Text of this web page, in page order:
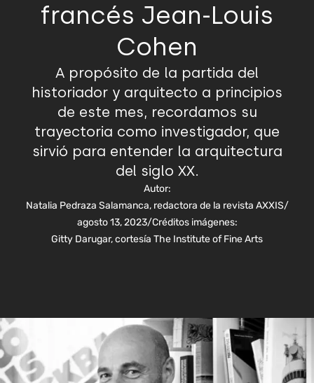
francés Jean-Louis
Cohen
A propósito de la partida del
historiador y arquitecto a principios
de este mes, recordamos su
trayectoria como investigador, que
sirvió para entender la arquitectura
del siglo XX.
Autor:
Natalia Pedraza Salamanca, redactora de la revista AXXIS/
agosto 13, 2023/Créditos imágenes:
Gitty Darugar, cortesía The Institute of Fine Arts